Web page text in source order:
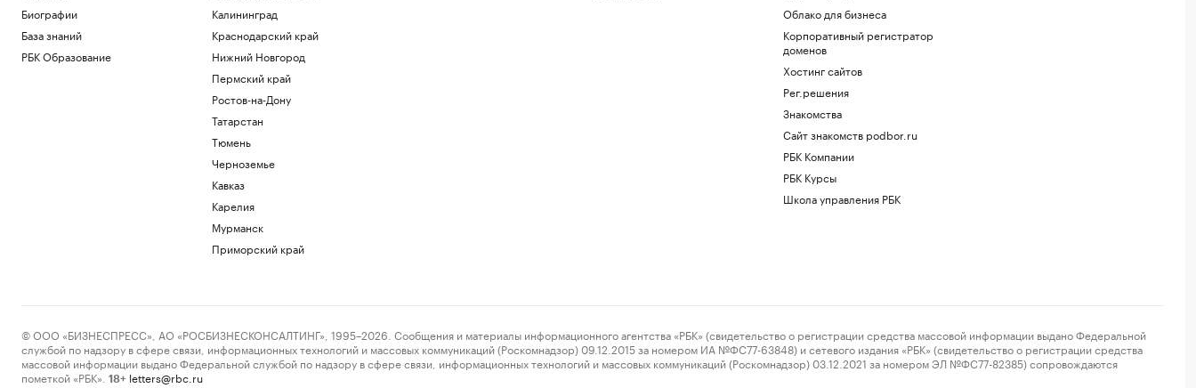
Биографии
База знаний
РБК Образование
Калининград
Краснодарский край
Нижний Новгород
Пермский край
Ростов-на-Дону
Татарстан
Тюмень
Черноземье
Кавказ
Карелия
Мурманск
Приморский край
Облако для бизнеса
Корпоративный регистратор
доменов
Хостинг сайтов
Рег.решения
Знакомства
Сайт знакомств podbor.ru
РБК Компании
РБК Курсы
Школа управления РБК
© ООО «БИЗНЕСПРЕСС», АО «РОСБИЗНЕСКОНСАЛТИНГ», 1995–2026. Сообщения и материалы информационного агентства «РБК» (свидетельство о регистрации средства массовой информации выдано Федеральной
службой по надзору в сфере связи, информационных технологий и массовых коммуникаций (Роскомнадзор) 09.12.2015 за номером ИА №ФС77-63848) и сетевого издания «РБК» (свидетельство о регистрации средства
массовой информации выдано Федеральной службой по надзору в сфере связи, информационных технологий и массовых коммуникаций (Роскомнадзор) 03.12.2021 за номером ЭЛ №ФС77-82385) сопровождаются
пометкой «РБК».
18+ letters@rbc.ru